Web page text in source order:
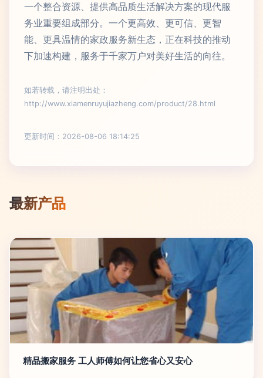
一个整合资源、提供高品质生活解决方案的现代服
务业重要组成部分。一个更高效、更可信、更智
能、更具温情的家政服务新生态，正在科技的推动
下加速构建，服务于千家万户对美好生活的向往。
如若转载，请注明出处：
http://www.xiamenruyujiazheng.com/product/28.html
更新时间：2026-08-06 18:14:25
最新产品
精品搬家服务 工人师傅如何让您省心又安心